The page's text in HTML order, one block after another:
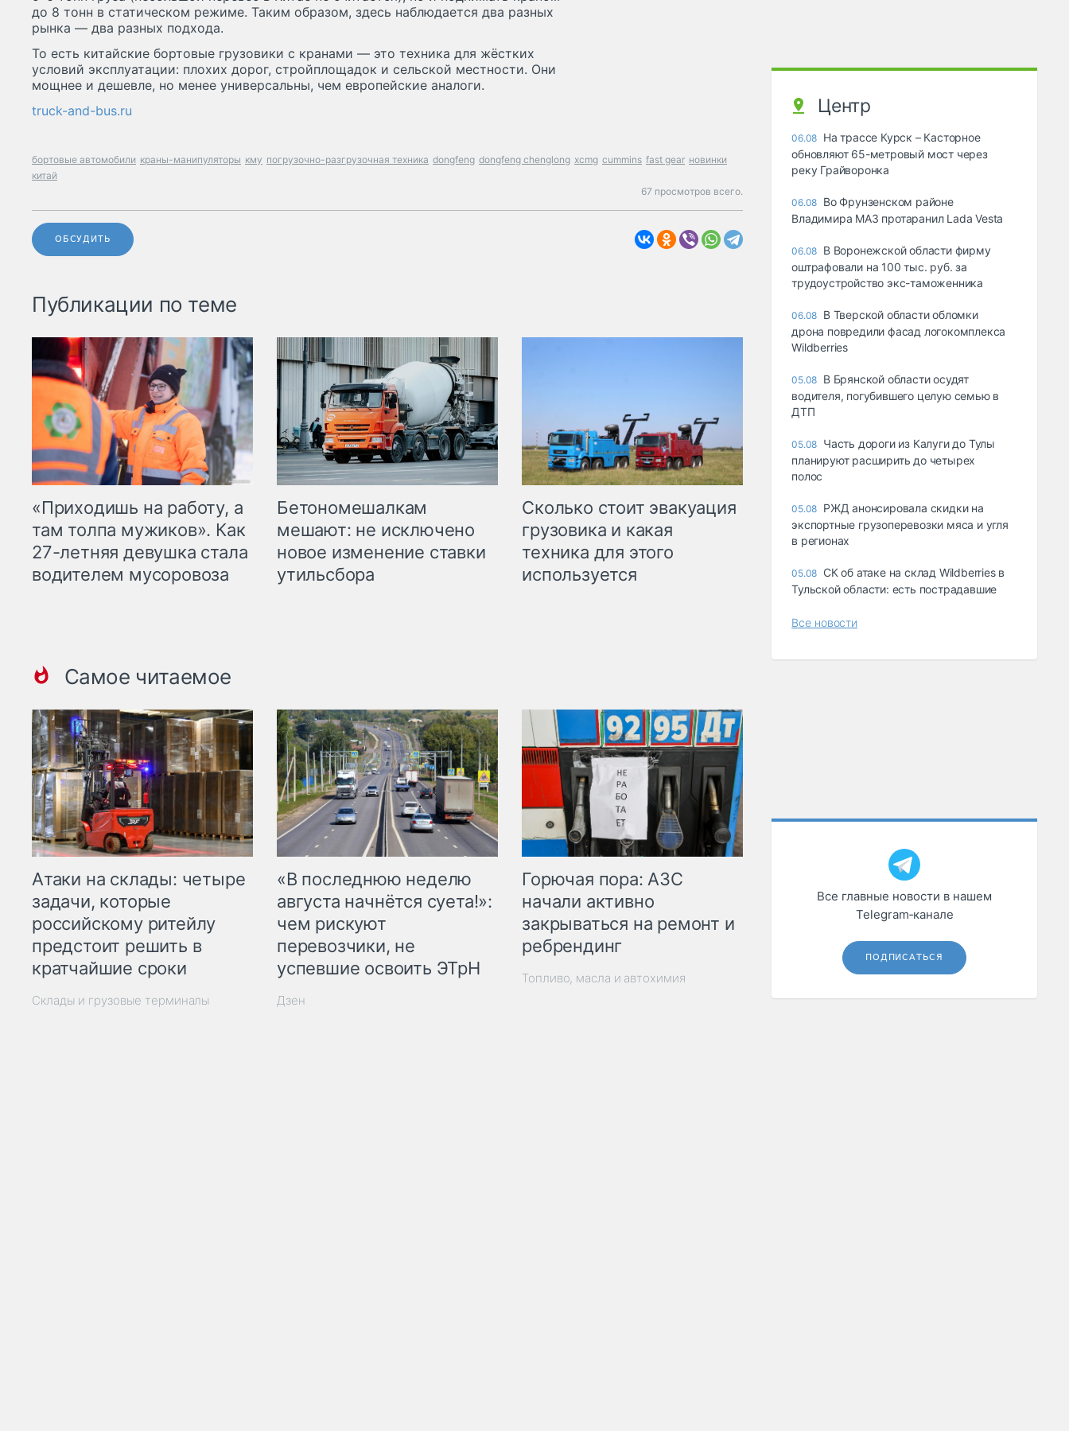
до 8 тонн в статическом режиме. Таким образом, здесь наблюдается два разных
рынка — два разных подхода.
То есть китайские бортовые грузовики с кранами — это техника для жёстких
условий эксплуатации: плохих дорог, стройплощадок и сельской местности. Они
мощнее и дешевле, но менее универсальны, чем европейские аналоги.
truck-and-bus.ru
бортовые автомобили краны-манипуляторы кму погрузочно-разгрузочная техника dongfeng dongfeng chenglong xcmg cummins fast gear новинки
китай
67 просмотров всего.
ОБСУДИТЬ
Публикации по теме
«Приходишь на работу, а
там толпа мужиков». Как
27-летняя девушка стала
водителем мусоровоза
Бетономешалкам
мешают: не исключено
новое изменение ставки
утильсбора
Сколько стоит эвакуация
грузовика и какая
техника для этого
используется
Самое читаемое
Атаки на склады: четыре
задачи, которые
российскому ритейлу
предстоит решить в
кратчайшие сроки
Склады и грузовые терминалы
«В последнюю неделю
августа начнётся суета!»:
чем рискуют
перевозчики, не
успевшие освоить ЭТрН
Дзен
Горючая пора: АЗС
начали активно
закрываться на ремонт и
ребрендинг
Топливо, масла и автохимия
Центр
06.08 На трассе Курск – Касторное
обновляют 65-метровый мост через
реку Грайворонка
06.08 Во Фрунзенском районе
Владимира МАЗ протаранил Lada Vesta
06.08 В Воронежской области фирму
оштрафовали на 100 тыс. руб. за
трудоустройство экс-таможенника
06.08 В Тверской области обломки
дрона повредили фасад логокомплекса
Wildberries
05.08 В Брянской области осудят
водителя, погубившего целую семью в
ДТП
05.08 Часть дороги из Калуги до Тулы
планируют расширить до четырех
полос
05.08 РЖД анонсировала скидки на
экспортные грузоперевозки мяса и угля
в регионах
05.08 СК об атаке на склад Wildberries в
Тульской области: есть пострадавшие
Все новости
Все главные новости в нашем
Telegram‑канале
ПОДПИСАТЬСЯ